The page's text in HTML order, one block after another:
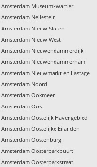
Amsterdam Museumkwartier
Nellestein
Nieuw Sloten
Nieuw West
Amsterdam Nieuwendammerdijk
Amsterdam Nieuwendammerham
Nieuwmarkt en Lastage
Amsterdam Noord
Amsterdam Ookmeer
Amsterdam Oost
Amsterdam Oostelijk Havengebied
Oostelijke Eilanden
Amsterdam Oostenburg
Amsterdam Oosterparkbuurt
Amsterdam Oosterparkstraat